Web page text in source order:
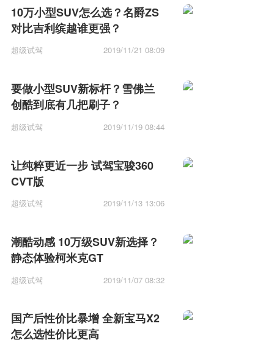
10万小型SUV怎么选？名爵ZS
对比吉利缤越谁更强？
超级试驾 2019/11/21 08:09
要做小型SUV新标杆？雪佛兰
创酷到底有几把刷子？
超级试驾 2019/11/19 08:44
让纯粹更近一步 试驾宝骏360
CVT版
超级试驾 2019/11/13 13:06
潮酷动感 10万级SUV新选择？
静态体验柯米克GT
超级试驾 2019/11/07 08:32
国产后性价比暴增 全新宝马X2
怎么选性价比更高